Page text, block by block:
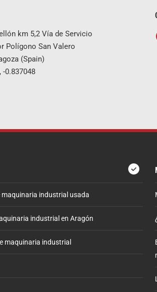
km 5,2 Vía de Servicio
Polígono San Valero
(Spain)
-0.837048
industrial usada
industrial en Aragón
maquinaria industrial